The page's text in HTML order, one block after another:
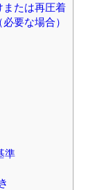
または再圧着
要な場合）
準